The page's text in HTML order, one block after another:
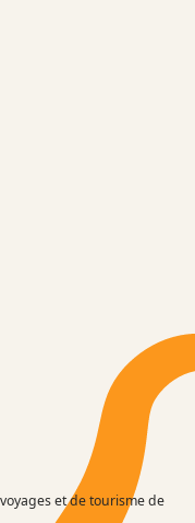
et de tourisme de